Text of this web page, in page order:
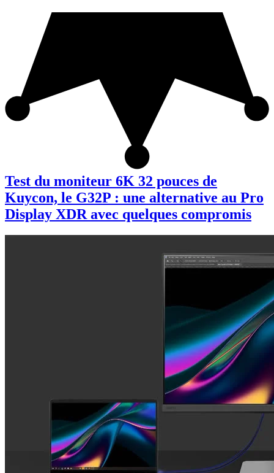
Test du moniteur 6K 32 pouces de
Kuycon, le G32P : une alternative au Pro
Display XDR avec quelques compromis